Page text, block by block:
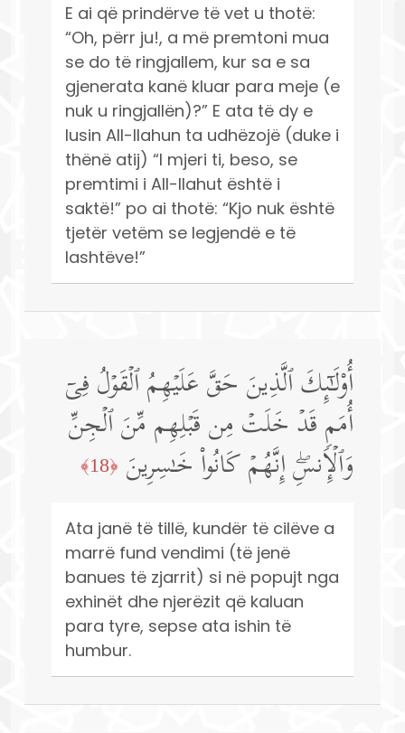
E ai që prindërve të vet u thotë:
“Oh, përr ju!, a më premtoni mua
se do të ringjallem, kur sa e sa
gjenerata kanë kluar para meje (e
nuk u ringjallën)?” E ata të dy e
lusin All-llahun ta udhëzojë (duke i
thënë atij) “I mjeri ti, beso, se
premtimi i All-llahut është i
saktë!” po ai thotë: “Kjo nuk është
tjetër vetëm se legjendë e të
lashtëve!”
أُو۟لَـٰۤىِٕكَ ٱلَّذِینَ حَقَّ عَلَیۡهِمُ ٱلۡقَوۡلُ فِیۤ
أُمَمࣲ قَدۡ خَلَتۡ مِن قَبۡلِهِم مِّنَ ٱلۡجِنِّ
وَٱلۡإِنسِۖ إِنَّهُمۡ كَانُوا۟ خَـٰسِرِینَ ﴿18﴾
Ata janë të tillë, kundër të cilëve a
marrë fund vendimi (të jenë
banues të zjarrit) si në popujt nga
exhinët dhe njerëzit që kaluan
para tyre, sepse ata ishin të
humbur.